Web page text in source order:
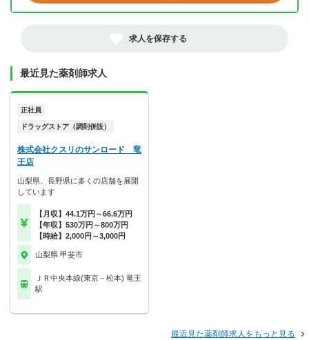
求人を保存する
最近見た薬剤師求人
正社員
ドラッグストア（調剤併設）
株式会社クスリのサンロード 竜
王店
山梨県、長野県に多くの店舗を展開
しています
【月収】44.1万円～66.6万円
【年収】530万円～800万円
【時給】2,000円～3,000円
山梨県 甲斐市
ＪＲ中央本線(東京－松本) 竜王
駅
最近見た薬剤師求人をもっと見る